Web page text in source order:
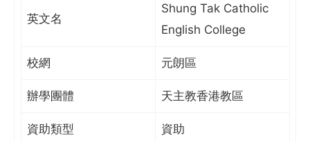
英文名
Shung Tak Catholic
English College
校網 元朗區
辦學團體 天主教香港教區
資助類型 資助